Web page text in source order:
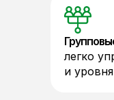
легко
и